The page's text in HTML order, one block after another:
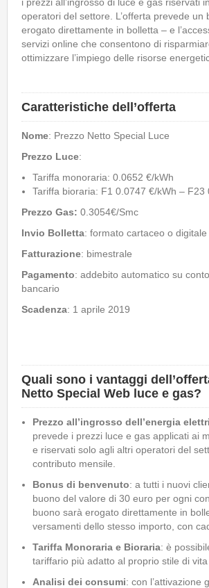
operatori del settore. L’offerta prevede un
erogato direttamente in bolletta – e
servizi online che consentono di
ottimizzare l’impiego delle risorse
Caratteristiche dell’offerta
Nome: Prezzo Netto Special Luce
Prezzo Luce:
Tariffa monoraria: 0.0652 €/kWh
Tariffa bioraria: F1 0.0747 €/kWh – F23
Prezzo Gas: 0.3054€/Smc
Invio Bolletta: formato cartaceo o digitale
Fatturazione: bimestrale
Pagamento: addebito automatico su
bancario
Scadenza: 1 aprile 2019
Quali sono i vantaggi
Netto Special Web luce e gas?
Prezzo all’ingrosso dell’energia
prevede i prezzi luce e gas applicati ai
e riservati solo agli altri operatori del
contributo mensile.
Bonus di benvenuto: a tutti i nuovi
buono del valore di 30 euro per ogni
buono sarà erogato direttamente in
versamenti dello stesso importo, con
Tariffa Monoraria e Bioraria: è
tariffario più adatto al proprio stile di vita
Analisi dei consumi: con l’attivazione